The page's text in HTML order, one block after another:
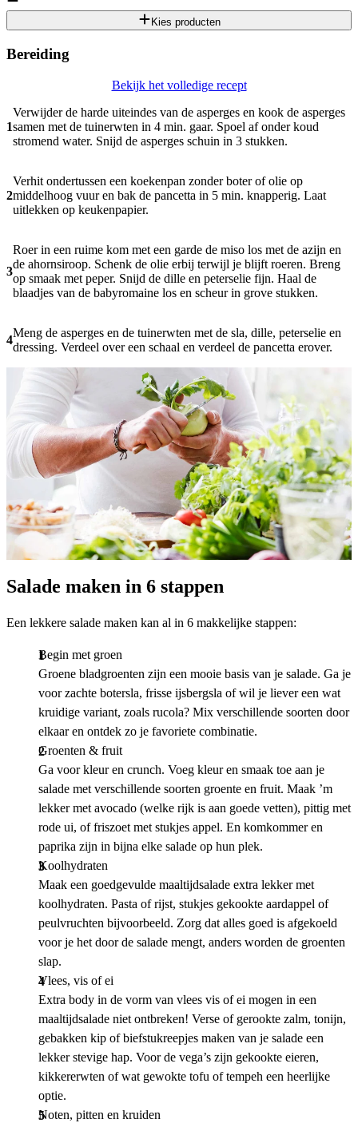
Kies producten
Bereiding
Bekijk het volledige recept
1
Verwijder de harde uiteindes van de asperges en kook de asperges
samen met de tuinerwten in 4 min. gaar. Spoel af onder koud
stromend water. Snijd de asperges schuin in 3 stukken.
2
Verhit ondertussen een koekenpan zonder boter of olie op
middelhoog vuur en bak de pancetta in 5 min. knapperig. Laat
uitlekken op keukenpapier.
3
Roer in een ruime kom met een garde de miso los met de azijn en
de ahornsiroop. Schenk de olie erbij terwijl je blijft roeren. Breng
op smaak met peper. Snijd de dille en peterselie fijn. Haal de
blaadjes van de babyromaine los en scheur in grove stukken.
4
Meng de asperges en de tuinerwten met de sla, dille, peterselie en
dressing. Verdeel over een schaal en verdeel de pancetta erover.
Salade maken in 6 stappen
Een lekkere salade maken kan al in 6 makkelijke stappen:
Begin met groen
Groene bladgroenten zijn een mooie basis van je salade. Ga je
voor zachte botersla, frisse ijsbergsla of wil je liever een wat
kruidige variant, zoals rucola? Mix verschillende soorten door
elkaar en ontdek zo je favoriete combinatie.
Groenten & fruit
Ga voor kleur en crunch. Voeg kleur en smaak toe aan je
salade met verschillende soorten groente en fruit. Maak ’m
lekker met avocado (welke rijk is aan goede vetten), pittig met
rode ui, of friszoet met stukjes appel. En komkommer en
paprika zijn in bijna elke salade op hun plek.
Koolhydraten
Maak een goedgevulde maaltijdsalade extra lekker met
koolhydraten. Pasta of rijst, stukjes gekookte aardappel of
peulvruchten bijvoorbeeld. Zorg dat alles goed is afgekoeld
voor je het door de salade mengt, anders worden de groenten
slap.
Vlees, vis of ei
Extra body in de vorm van vlees vis of ei mogen in een
maaltijdsalade niet ontbreken! Verse of gerookte zalm, tonijn,
gebakken kip of biefstukreepjes maken van je salade een
lekker stevige hap. Voor de vega’s zijn gekookte eieren,
kikkererwten of wat gewokte tofu of tempeh een heerlijke
optie.
Noten, pitten en kruiden